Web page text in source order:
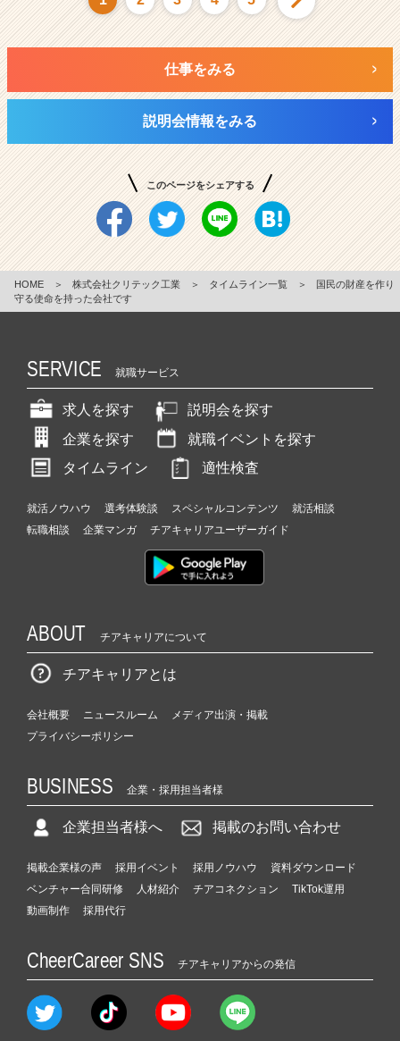
仕事をみる
説明会情報をみる
このページをシェアする
HOME ＞ 株式会社クリテック工業 ＞ タイムライン一覧 ＞
国民の財産を作り
守る使命を持った会社です
SERVICE 就職サービス
求人を探す
説明会を探す
企業を探す
就職イベントを探す
タイムライン
適性検査
就活ノウハウ 選考体験談 スペシャルコンテンツ
就活相談
転職相談
企業マンガ チアキャリアユーザーガイド
ABOUT チアキャリアについて
チアキャリアとは
会社概要 ニュースルーム
メディア出演・掲載
プライバシーポリシー
BUSINESS 企業・採用担当者様
企業担当者様へ 掲載のお問い合わせ
掲載企業様の声 採用イベント 採用ノウハウ
資料ダウンロード
ベンチャー合同研修
人材紹介 チアコネクション
TikTok運用
動画制作
採用代行
CheerCareer SNS チアキャリアからの発信